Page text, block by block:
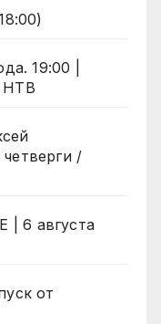
19:00 |
НТВ
/
| 6 августа
от